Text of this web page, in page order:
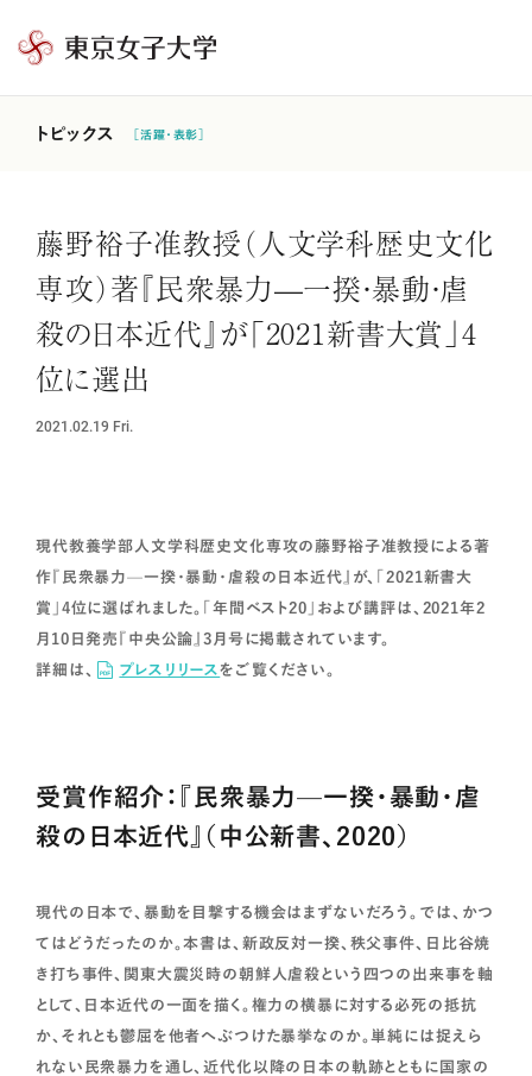
東
トピックス ［活躍・表彰］
藤野裕子准教授（人文学科歴史文化
専攻）著『民衆暴力—一揆・暴動・虐
殺の日本近代』が「2021新書大賞」4
位に選出
2021.02.19 Fri.
現代教養学部人文学科歴史文化専攻の藤野裕子准教授による著
作『民衆暴力—一揆・暴動・虐殺の日本近代』が、「2021新書大
賞」4位に選ばれました。「年間ベスト20」および講評は、2021年2
月10日発売『中央公論』3月号に掲載されています。
詳細は、
プレスリリースをご覧ください。
受賞作紹介：『民衆暴力—一揆・暴動・虐
殺の日本近代』（中公新書、2020）
現代の日本で、暴動を目撃する機会はまずないだろう。では、かつ
てはどうだったのか。本書は、新政反対一揆、秩父事件、日比谷焼
き打ち事件、関東大震災時の朝鮮人虐殺という四つの出来事を軸
として、日本近代の一面を描く。権力の横暴に対する必死の抵抗
か、それとも鬱屈を他者へぶつけた暴挙なのか。単純には捉えら
れない民衆暴力を通し、近代化以降の日本の軌跡とともに国家の